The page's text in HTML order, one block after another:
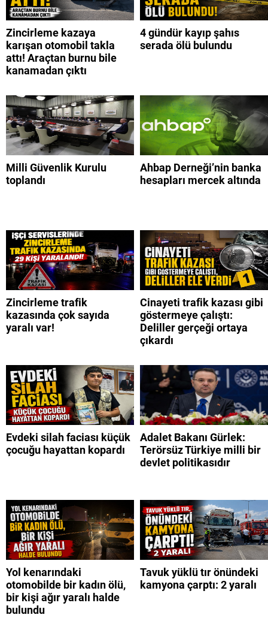
Zincirleme kazaya
karışan otomobil takla
attı! Araçtan burnu bile
kanamadan çıktı
4 gündür kayıp şahıs
serada ölü bulundu
Milli Güvenlik Kurulu
toplandı
Ahbap Derneği’nin banka
hesapları mercek altında
Zincirleme trafik
kazasında çok sayıda
yaralı var!
Cinayeti trafik kazası gibi
göstermeye çalıştı:
Deliller gerçeği ortaya
çıkardı
Evdeki silah faciası küçük
çocuğu hayattan kopardı
Adalet Bakanı Gürlek:
Terörsüz Türkiye milli bir
devlet politikasıdır
Yol kenarındaki
otomobilde bir kadın ölü,
bir kişi ağır yaralı halde
bulundu
Tavuk yüklü tır önündeki
kamyona çarptı: 2 yaralı